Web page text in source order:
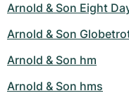
Arnold & Son Eight
Arnold & Son
Arnold & Son hm
Arnold & Son hms